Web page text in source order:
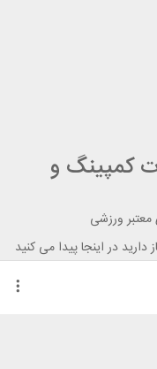
کمپینگ و
ورزشی
در اینجا پیدا می کنید